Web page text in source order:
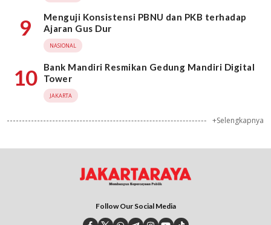
9
Menguji Konsistensi PBNU dan PKB terhadap
Ajaran Gus Dur
NASIONAL
10
Bank Mandiri Resmikan Gedung Mandiri Digital
Tower
JAKARTA
+Selengkapnya
Follow Our Social Media